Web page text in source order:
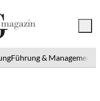
Führung & Management